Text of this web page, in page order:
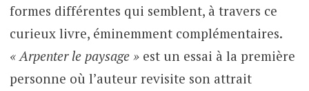
formes différentes qui semblent, à travers ce
curieux livre, éminemment complémentaires.
« Arpenter le paysage »est un essai à la première
personne où l’auteur revisite son attrait